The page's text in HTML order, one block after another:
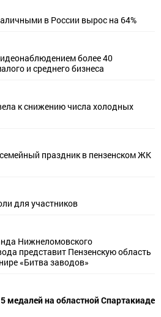
в России вырос на 64%
более 40
и среднего бизнеса
к снижению числа холодных
праздник в пензенском ЖК
для участников
Нижнеломовского
представит Пензенскую область
«Битва заводов»
медалей на областной Спартакиаде